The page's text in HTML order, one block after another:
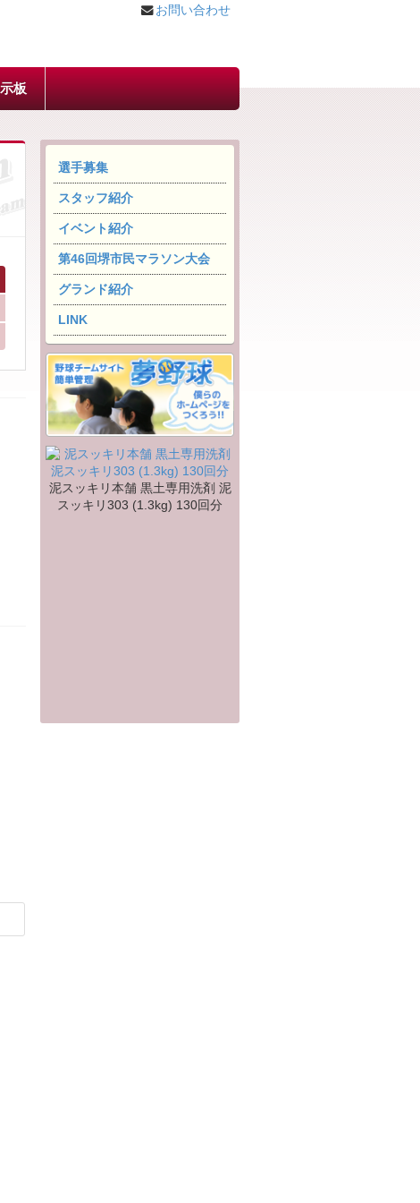
お問い合わせ
板
選手募集
スタッフ紹介
イベント紹介
第46回堺市民マラソン大会
グランド紹介
LINK
泥スッキリ本舗 黒土専用洗剤 泥
スッキリ303 (1.3kg) 130回分